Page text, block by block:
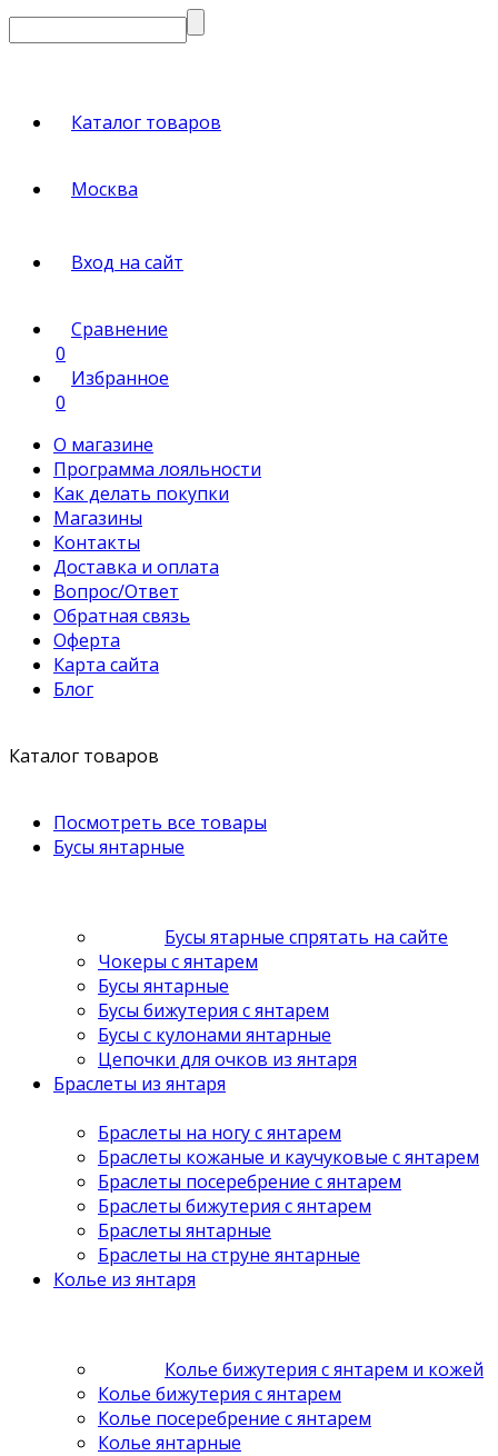
Каталог товаров
Москва
Вход на сайт
Сравнение
0
Избранное
0
О магазине
Программа лояльности
Как делать покупки
Магазины
Контакты
Доставка и оплата
Вопрос/Ответ
Обратная связь
Оферта
Карта сайта
Блог
Каталог товаров
Посмотреть все товары
Бусы янтарные
Бусы ятарные спрятать на сайте
Чокеры с янтарем
Бусы янтарные
Бусы бижутерия с янтарем
Бусы с кулонами янтарные
Цепочки для очков из янтаря
Браслеты из янтаря
Браслеты на ногу с янтарем
Браслеты кожаные и каучуковые с янтарем
Браслеты посеребрение с янтарем
Браслеты бижутерия с янтарем
Браслеты янтарные
Браслеты на струне янтарные
Колье из янтаря
Колье бижутерия с янтарем и кожей
Колье бижутерия с янтарем
Колье посеребрение с янтарем
Колье янтарные